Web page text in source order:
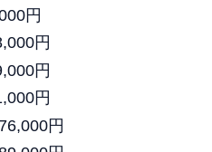
円
円
円
円
円